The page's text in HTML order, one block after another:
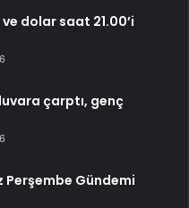
dolar saat 21.00’i
çarptı, genç
Perşembe Gündemi